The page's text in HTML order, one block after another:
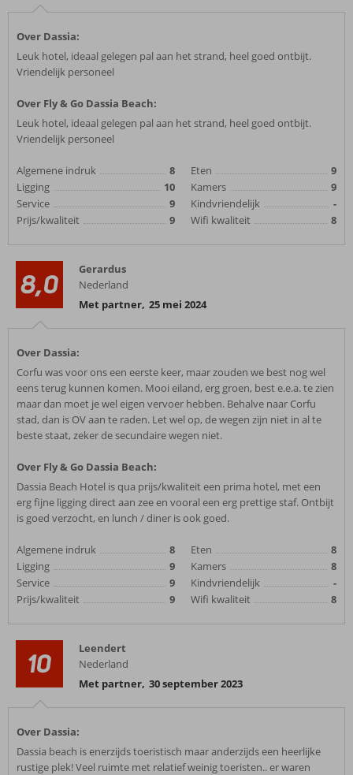
Over Dassia:
Leuk hotel, ideaal gelegen pal aan het strand, heel goed ontbijt.
Vriendelijk personeel
Over Fly & Go Dassia Beach:
Leuk hotel, ideaal gelegen pal aan het strand, heel goed ontbijt.
Vriendelijk personeel
Algemene indruk
8
Ligging
10
Service
9
Prijs/kwaliteit
9
Eten
9
Kamers
9
Kindvriendelijk
-
Wifi kwaliteit
8
8,0
Gerardus
Nederland
Met partner, 25 mei 2024
Over Dassia:
Corfu was voor ons een eerste keer, maar zouden we best nog wel
eens terug kunnen komen. Mooi eiland, erg groen, best e.e.a. te zien
maar dan moet je wel eigen vervoer hebben. Behalve naar Corfu
stad, dan is OV aan te raden. Let wel op, de wegen zijn niet in al te
beste staat, zeker de secundaire wegen niet.
Over Fly & Go Dassia Beach:
Dassia Beach Hotel is qua prijs/kwaliteit een prima hotel, met een
erg fijne ligging direct aan zee en vooral een erg prettige staf. Ontbijt
is goed verzocht, en lunch / diner is ook goed.
Algemene indruk
8
Ligging
9
Service
9
Prijs/kwaliteit
9
Eten
8
Kamers
8
Kindvriendelijk
-
Wifi kwaliteit
8
10
Leendert
Nederland
Met partner, 30 september 2023
Over Dassia:
Dassia beach is enerzijds toeristisch maar anderzijds een heerlijke
rustige plek! Veel ruimte met relatief weinig toeristen.. er waren